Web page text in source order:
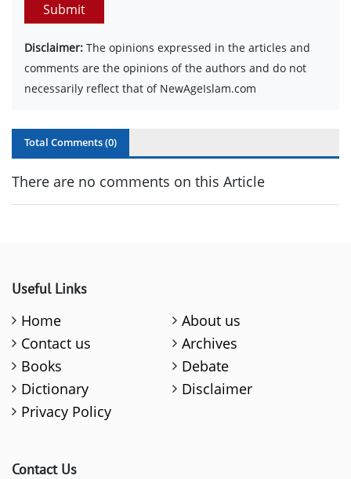
Submit
Disclaimer: The opinions expressed in the articles and
comments are the opinions of the authors and do not
necessarily reflect that of NewAgeIslam.com
Total Comments (0)
There are no comments on this Article
Useful Links
Home
About us
Contact us
Archives
Books
Debate
Dictionary
Disclaimer
Privacy Policy
Contact Us